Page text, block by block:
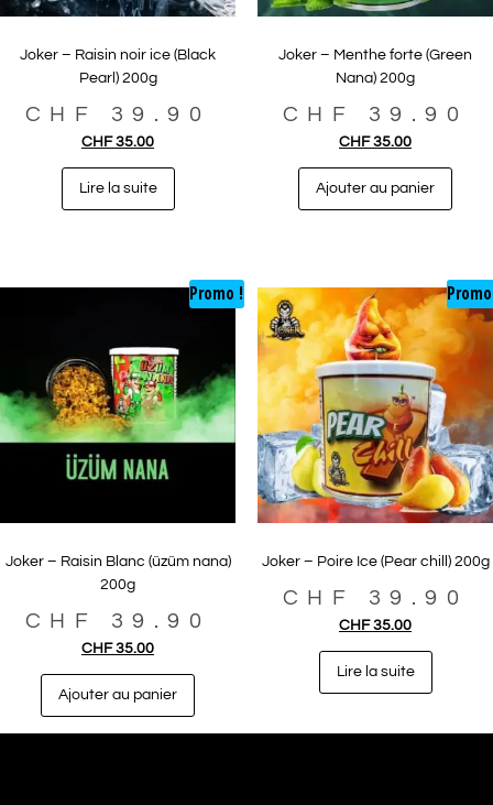
Joker – Raisin noir ice (Black
Pearl) 200g
CHF 39.90
CHF35.00
Lire la suite
Joker – Menthe forte (Green
Nana) 200g
CHF 39.90
CHF35.00
Ajouter au panier
Promo !
Joker – Raisin Blanc (üzüm nana)
200g
CHF 39.90
CHF35.00
Ajouter au panier
Joker – Poire Ice (Pear chill) 200g
CHF 39.90
CHF35.00
Lire la suite